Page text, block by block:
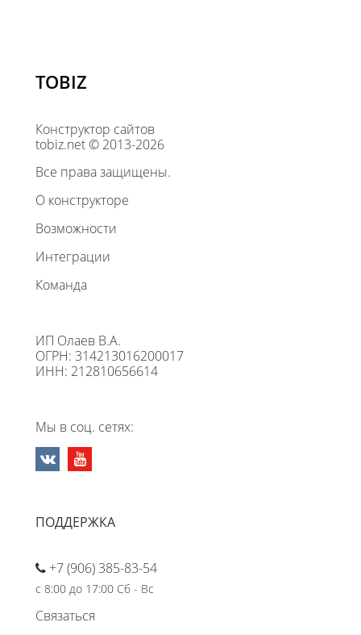
TOBIZ
Конструктор сайтов
tobiz.net © 2013-2026
Все права защищены.
О конструкторе
Возможности
Интеграции
Команда
ИП Олаев В.А.
ОГРН: 314213016200017
ИНН: 212810656614
Мы в соц. сетях:
ПОДДЕРЖКА
+7 (906) 385-83-54
с 8:00 до 17:00 Сб - Вс
Связаться